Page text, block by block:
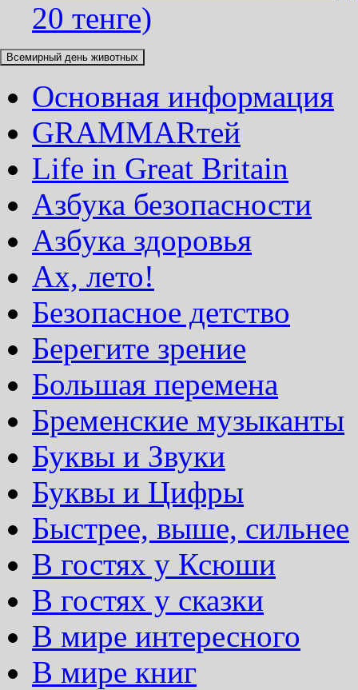
20 тенге)
Всемирный день животных
Основная информация
GRAMMARтей
Life in Great Britain
Азбука безопасности
Азбука здоровья
Ах, лето!
Безопасное детство
Берегите зрение
Большая перемена
Бременские музыканты
Буквы и Звуки
Буквы и Цифры
Быстрее, выше, сильнее
В гостях у Ксюши
В гостях у сказки
В мире интересного
В мире книг